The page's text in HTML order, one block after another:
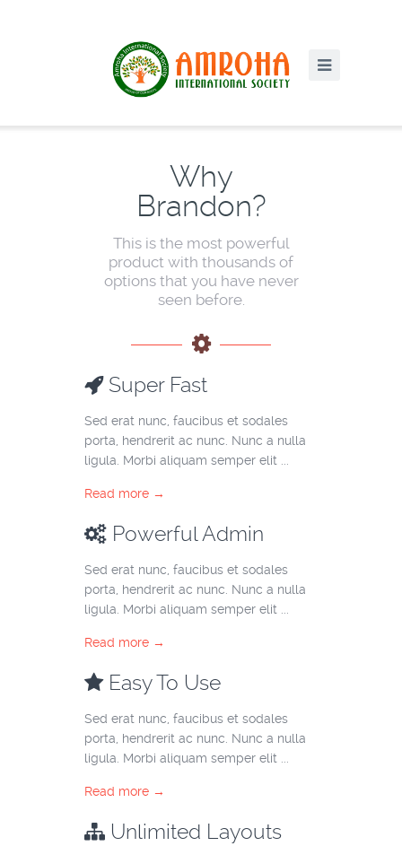
Why
Brandon?
This is the most powerful
product with thousands of
options that you have never
seen before.
Super Fast
Sed erat nunc, faucibus et sodales
porta, hendrerit ac nunc. Nunc a nulla
ligula. Morbi aliquam semper elit ...
Read more →
Powerful Admin
Sed erat nunc, faucibus et sodales
porta, hendrerit ac nunc. Nunc a nulla
ligula. Morbi aliquam semper elit ...
Read more →
Easy To Use
Sed erat nunc, faucibus et sodales
porta, hendrerit ac nunc. Nunc a nulla
ligula. Morbi aliquam semper elit ...
Read more →
Unlimited Layouts